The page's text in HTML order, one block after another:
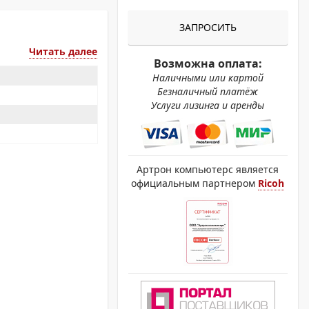
Читать далее
ЗАПРОСИТЬ
Возможна оплата:
Наличными или картой
Безналичный платёж
Услуги лизинга и аренды
Артрон компьютерс является
официальным партнером Ricoh